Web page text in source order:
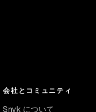
会社とコミュニティ
Snyk について